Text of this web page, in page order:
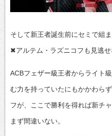
そして新王者誕生前にセミで組
✖アルテム・ラズニコフも見逃せ
ACBフェザー級王者からライト
む力を持っていたにもかかわら
フが、ここで勝利を得れば新チ
まず間違いない。